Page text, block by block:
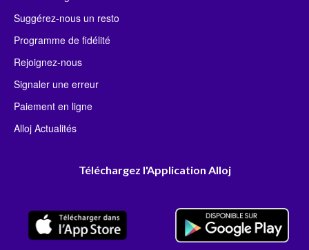
Suggérez-nous un resto
Programme de fidélité
Rejoignez-nous
Signaler une erreur
Paiement en ligne
Alloj Actualités
Téléchargez l'Application Alloj